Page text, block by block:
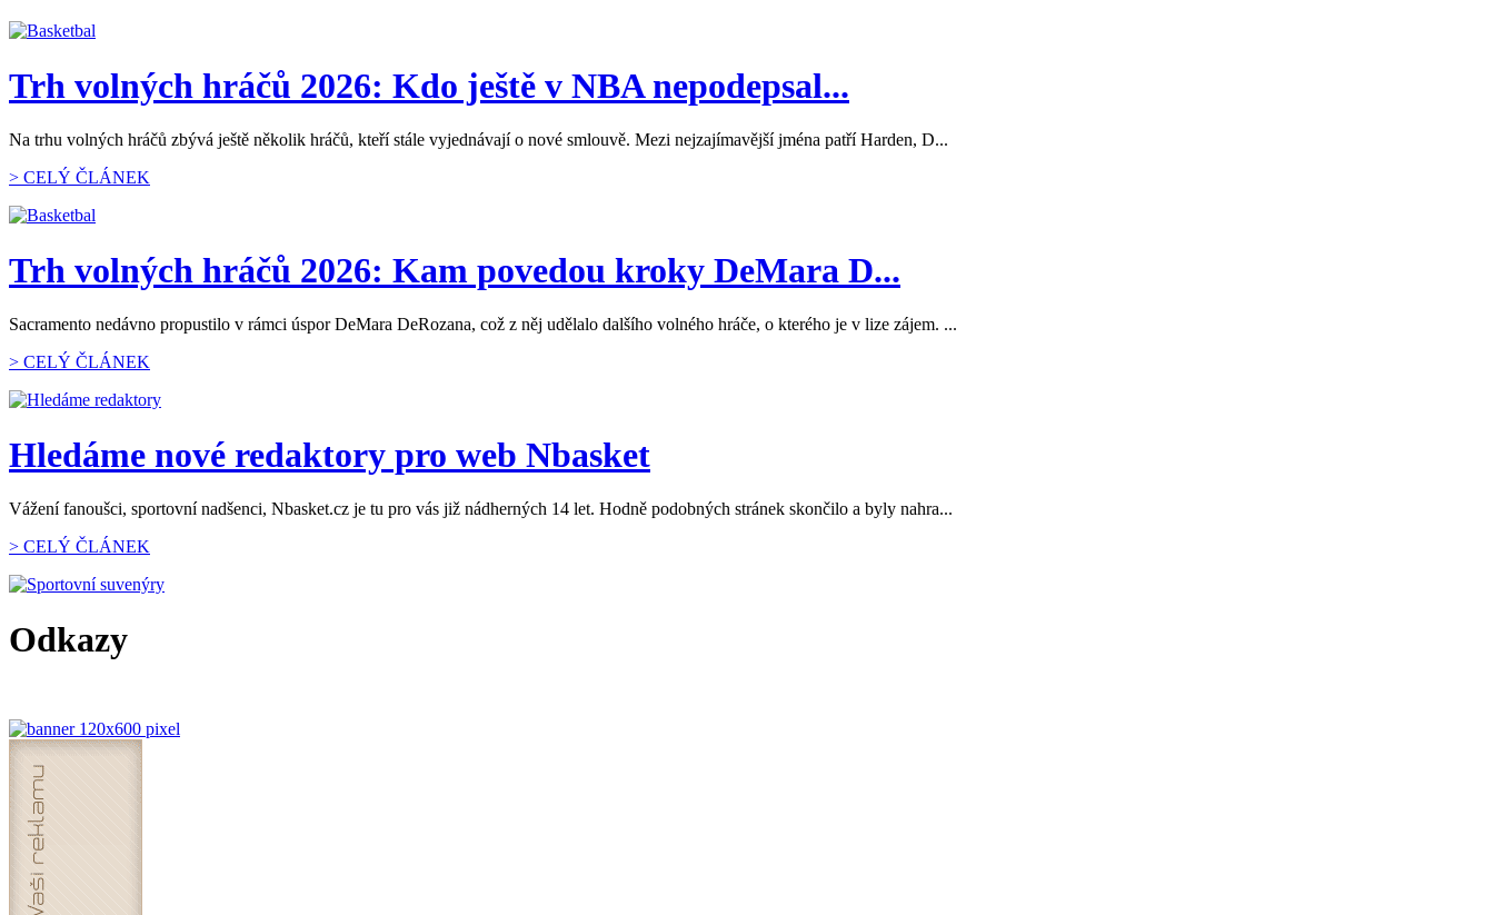
Trh volných hráčů 2026: Kdo ještě v NBA nepodepsal...
Na trhu volných hráčů zbývá ještě několik hráčů, kteří stále vyjednávají o nové smlouvě. Mezi nejzajímavější jména patří Harden, D...
> CELÝ ČLÁNEK
Trh volných hráčů 2026: Kam povedou kroky DeMara D...
Sacramento nedávno propustilo v rámci úspor DeMara DeRozana, což z něj udělalo dalšího volného hráče, o kterého je v lize zájem. ...
> CELÝ ČLÁNEK
Hledáme nové redaktory pro web Nbasket
Vážení fanoušci, sportovní nadšenci, Nbasket.cz je tu pro vás již nádherných 14 let. Hodně podobných stránek skončilo a byly nahra...
> CELÝ ČLÁNEK
Odkazy